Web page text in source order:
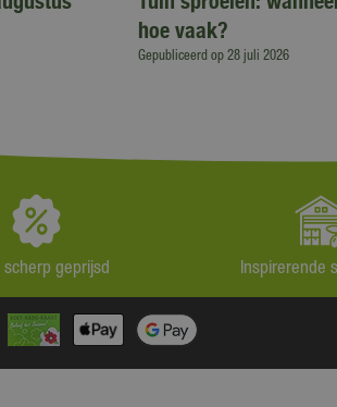
hoe vaak?
Gepubliceerd op 28 juli 2026
scherp geprijsd Inspirerende